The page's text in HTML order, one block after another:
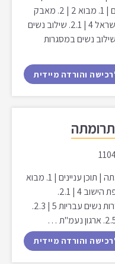
לחימה וחוויותיהן מהכלא | | תוכן עניינים | 1. מבוא 2 | 2. מאבק
לשילוב נשים בכלל והמחתרות בארץ ישראל 4 | 2.1. שילוב נשים
רקע 4 | 2.2. שוויון ושילוב נשים במסגרות
והורדה מיידית
הנרייטה סאלד - פועלה ותרומתה | תוכן עניינים | 1. מבוא
2 | 2. רקע היסטורי: ארגוני נשים בתקופת הישוב 4 | 2.1.
התאחדות נשים עבריות 4 | 2.2. הסתדרות נשים עבריות 5 | 2.3.
והורדה מיידית